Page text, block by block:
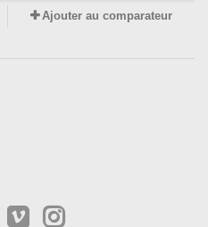
Ajouter au comparateur